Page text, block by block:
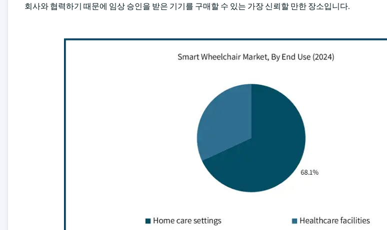
회사와 협력하기 때문에 임상 승인을 받은 기기를 구매할 수 있는 가장 신뢰할 만한 장소입니다.